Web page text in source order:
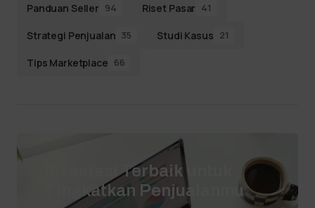
Panduan Seller 94 Riset Pasar 41
Strategi Penjualan 35 Studi Kasus 21
Tips Marketplace 66
Investasi Terbaik untuk
Tingkatkan Penjualanmu